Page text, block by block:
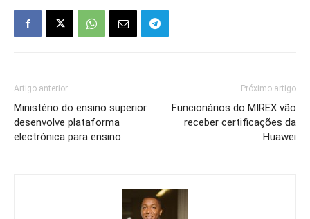
Artigo anterior
Ministério do ensino superior
desenvolve plataforma
electrónica para ensino
Próximo artigo
Funcionários do MIREX vão
receber certificações da
Huawei